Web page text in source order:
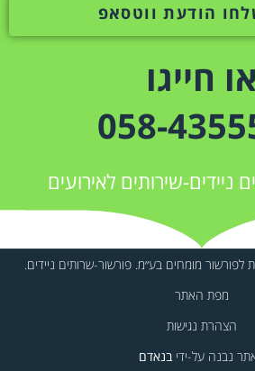
הודעת ווטסאפ
או חייגו
058-
ניידים-שירותים לאירועים
מפת האתר
הצהרת נגישות
נבנה על-ידיבנאדם